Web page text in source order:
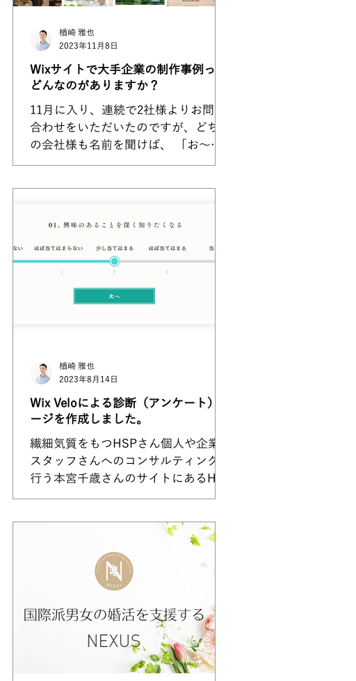
Wixサイトで大手企業の制作事例って
どんなのがありますか？
11月に入り、連続で2社様よりお問い
合わせをいただいたのですが、どちら
の会社様も名前を聞けば、 「お～～
～、あの会社の関連企業様ね！」と分
ら、プロフェッショナルと感じて...
楢崎 雅也
2023年11月8日
Wix Veloによる診断（アンケート）ペ
ージを作成しました。
繊細気質をもつHSPさん個人や企業の
スタッフさんへのコンサルティングを
行う本宮千歳さんのサイトにあるHSP
診断をWix Veloによってリニューアル
https://www.titosemotomiya.com/h
sp-shindan Velo導入の背景...
楢崎 雅也
2023年8月14日